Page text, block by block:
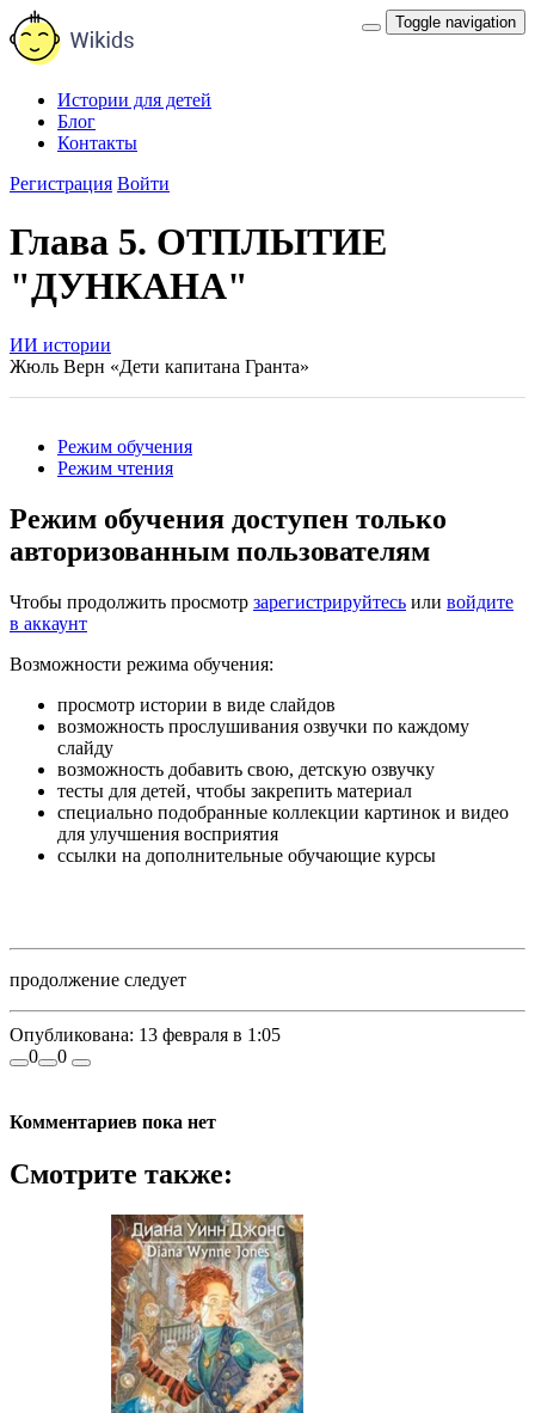
Toggle navigation
Истории для детей
Блог
Контакты
Регистрация Войти
Глава 5. ОТПЛЫТИЕ
"ДУНКАНА"
ИИ истории
Жюль Верн «Дети капитана Гранта»
Режим обучения
Режим чтения
Режим обучения доступен только
авторизованным пользователям
Чтобы продолжить просмотр зарегистрируйтесь или войдите
в аккаунт
Возможности режима обучения:
просмотр истории в виде слайдов
возможность прослушивания озвучки по каждому
слайду
возможность добавить свою, детскую озвучку
тесты для детей, чтобы закрепить материал
специально подобранные коллекции картинок и видео
для улучшения восприятия
ссылки на дополнительные обучающие курсы
продолжение следует
Опубликована: 13 февраля в 1:05
0
0
Комментариев пока нет
Смотрите также: